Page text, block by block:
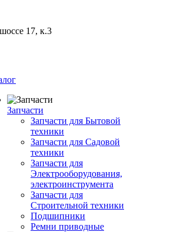
17, к.3
Запчасти
Запчасти для Бытовой
техники
Запчасти для Садовой
техники
Запчасти для
Электрооборудования,
электроинструмента
Запчасти для
Строительной техники
Подшипники
Ремни приводные